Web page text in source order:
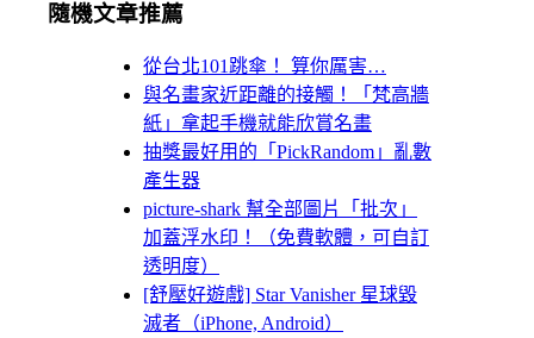
隨機文章推薦
從台北101跳傘！ 算你厲害…
與名畫家近距離的接觸！「梵高牆
紙」拿起手機就能欣賞名畫
抽獎最好用的「PickRandom」亂數
產生器
picture-shark 幫全部圖片「批次」
加蓋浮水印！（免費軟體，可自訂
透明度）
[舒壓好遊戲] Star Vanisher 星球毀
滅者（iPhone, Android）